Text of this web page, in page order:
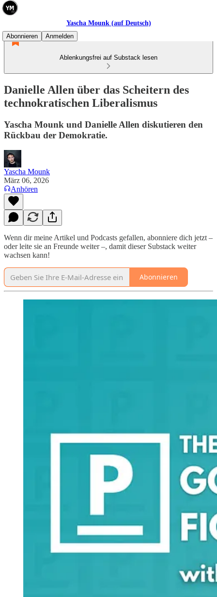
Yascha Mounk (auf Deutsch)
Abonnieren
Anmelden
Ablenkungsfrei auf Substack lesen
Danielle Allen über das Scheitern des
technokratischen Liberalismus
Yascha Mounk und Danielle Allen diskutieren den
Rückbau der Demokratie.
Yascha Mounk
März 06, 2026
Anhören
Wenn dir meine Artikel und Podcasts gefallen, abonniere dich jetzt –
oder leite sie an Freunde weiter –, damit dieser Substack weiter
wachsen kann!
Abonnieren